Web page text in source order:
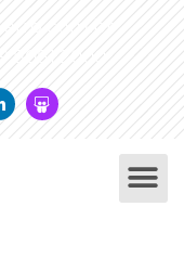
Slideshare